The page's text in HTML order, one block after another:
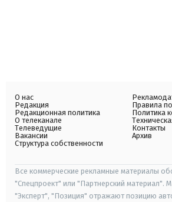
О нас
Редакция
Редакционная политика
О телеканале
Телеведущие
Вакансии
Структура собственности
Правила
Политика
Контакты
Архив
Все коммерческие рекламные материалы
"Спецпроект" или "Партнерский материал".
"Эксперт", "Позиция" отражают позицию